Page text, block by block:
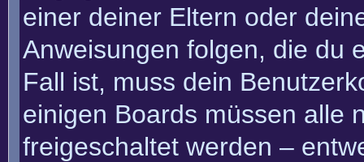
einer deiner Eltern oder
Anweisungen folgen, die du
Fall ist, muss dein
einigen Boards müssen alle
freigeschaltet werden –